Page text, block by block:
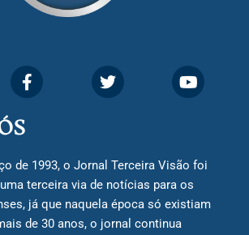
de 1993, o Jornal Terceira Visão foi
terceira via de notícias para os
já que naquela época só existiam
de 30 anos, o jornal continua